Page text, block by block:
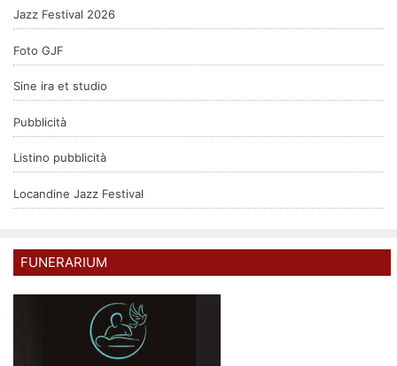
Jazz Festival 2026
Foto GJF
Sine ira et studio
Pubblicità
Listino pubblicità
Locandine Jazz Festival
FUNERARIUM